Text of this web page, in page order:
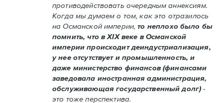
противодействовать очередным аннексиям.
Когда мы думаем о том, как это отразилось
на Османской империи,то неплохо было бы
помнить, что в XIX веке в Османской
империи происходит деиндустриализация,
у нее отсутствует и промышленность, и
даже министерство финансов (финансами
заведовала иностранная администрация,
обслуживающая государственный долг)-
это тоже перспектива.